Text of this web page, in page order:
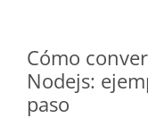
Cómo
Nodejs:
paso